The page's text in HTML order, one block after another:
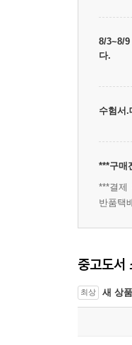
8/3~8/
다.
수험서.
***구매
***결제
반품택
중고도서
최상 새 상